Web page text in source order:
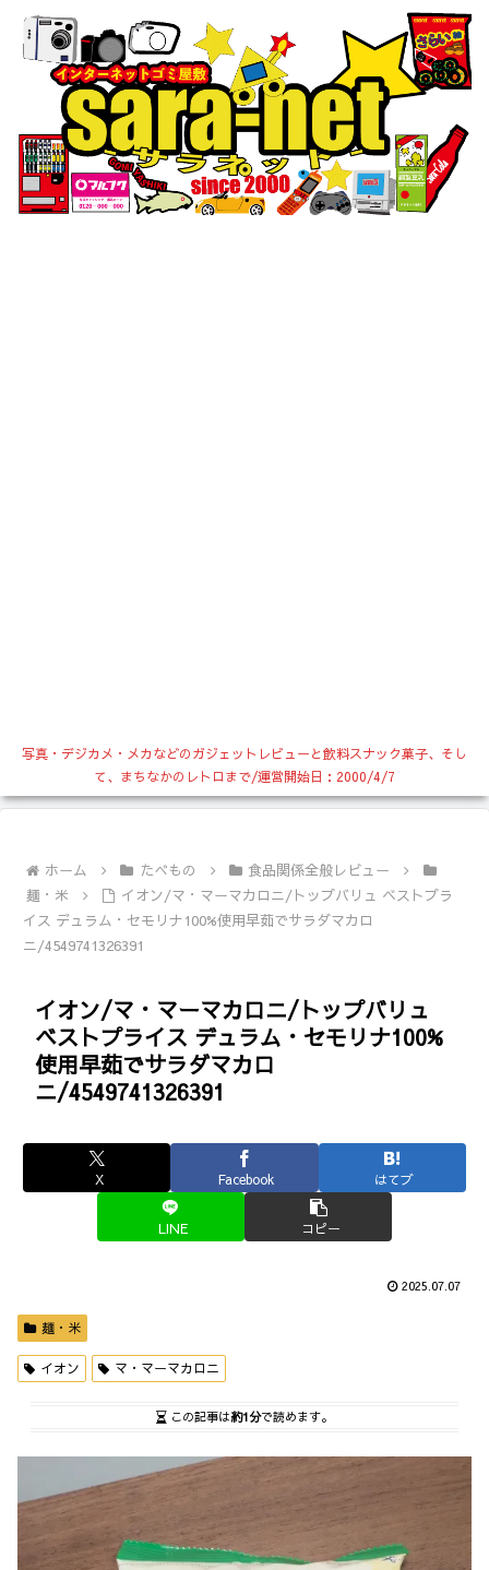
写真・デジカメ・メカなどのガジェットレビューと飲料スナック菓子、そし
て、まちなかのレトロまで/運営開始日：2000/4/7
ホーム たべもの
食品関係全般レビュー
麺・米
イオン/マ・マーマカロニ/トップバリュ ベストプラ
イス デュラム・セモリナ100%使用早茹でサラダマカロ
ニ/4549741326391
イオン/マ・マーマカロニ/トップバリュ
ベストプライス デュラム・セモリナ100%
使用早茹でサラダマカロ
ニ/4549741326391
X Facebook はてブ
LINE コピー
2025.07.07
麺・米
イオン マ・マーマカロニ
この記事は約1分で読めます。